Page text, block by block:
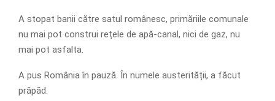
A stopat banii către satul românesc, primăriile comunale
nu mai pot construi rețele de apă-canal, nici de gaz, nu
mai pot asfalta.
A pus România în pauză. În numele austerității, a făcut
prăpăd.